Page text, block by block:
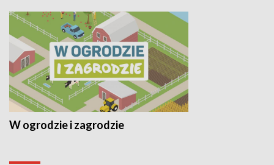
W ogrodzie i zagrodzie